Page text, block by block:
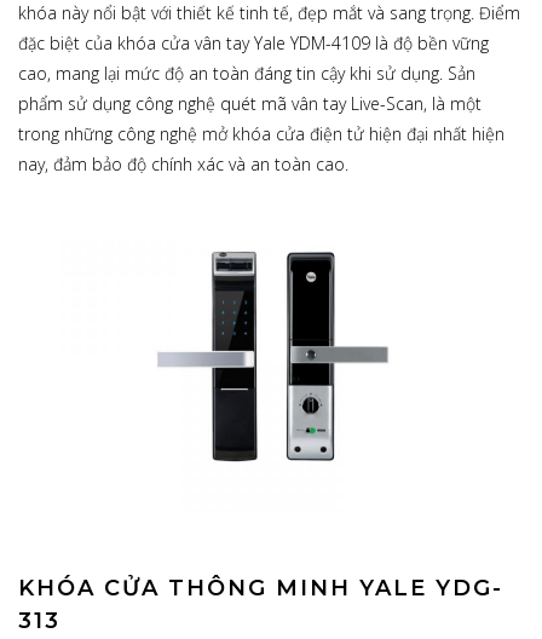
khóa này nổi bật với thiết kế tinh tế, đẹp mắt và sang trọng. Điểm
đặc biệt của khóa cửa vân tay Yale YDM-4109 là độ bền vững
cao, mang lại mức độ an toàn đáng tin cậy khi sử dụng. Sản
phẩm sử dụng công nghệ quét mã vân tay Live-Scan, là một
trong những công nghệ mở khóa cửa điện tử hiện đại nhất hiện
nay, đảm bảo độ chính xác và an toàn cao.
KHÓA CỬA THÔNG MINH YALE YDG-
313